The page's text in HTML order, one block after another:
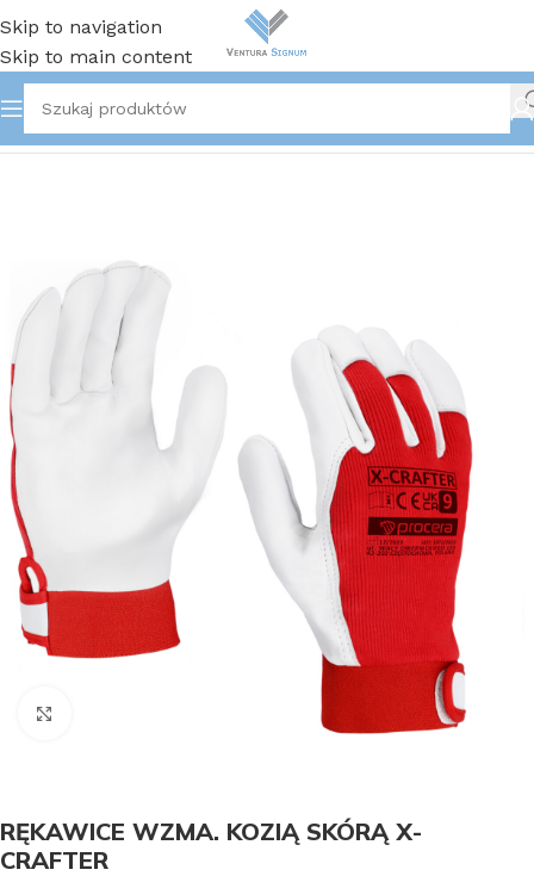
Skip to navigation
Skip to main content
Strona główna
RĘKAWICE WZMA. KOZIĄ SKÓRĄ X-
CRAFTER